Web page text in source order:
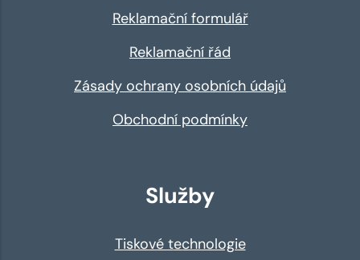
Reklamační formulář
Reklamační řád
Zásady ochrany osobních údajů
Obchodní podmínky
Služby
Tiskové technologie